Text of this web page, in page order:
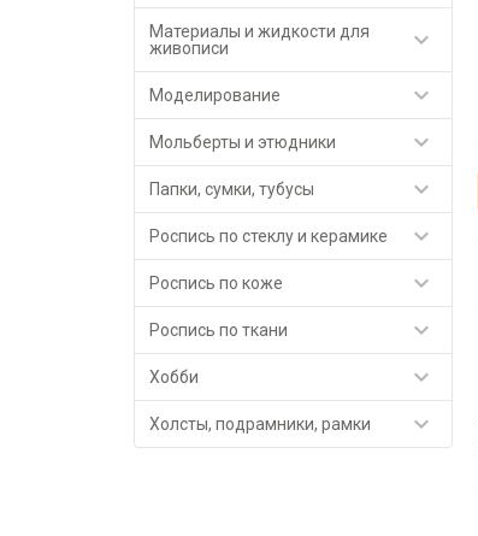
Материалы и жидкости для
живописи

Моделирование 
Мольберты и этюдники 
Папки, сумки, тубусы 
Роспись по стеклу и керамике 
Роспись по коже 
Роспись по ткани 
Хобби 
Холсты, подрамники, рамки 